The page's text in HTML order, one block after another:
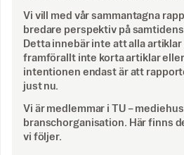
Vi vill med vår sammantagna
bredare perspektiv på
Detta innebär inte att alla artiklar
framförallt inte korta artiklar
intentionen endast är att
just nu.
Vi är medlemmar i TU –
branschorganisation. Här finns
vi följer.